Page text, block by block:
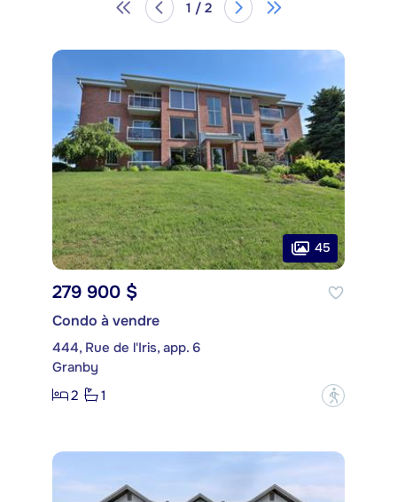
1 / 2
45
279 900 $
Condo à vendre
444, Rue de l'Iris, app. 6
Granby
2
1 ?